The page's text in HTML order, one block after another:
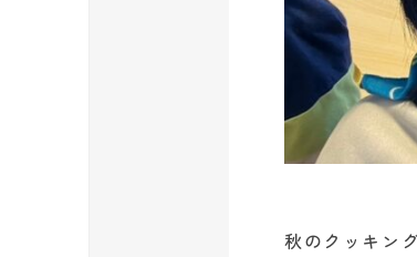
秋のクッキン